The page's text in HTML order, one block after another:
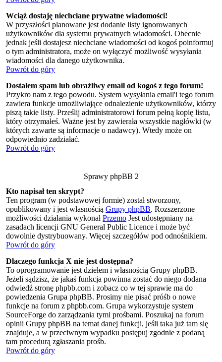
Wciąż dostaję niechciane prywatne wiadomości!
W przyszłości planowane jest dodanie listy ignorowanych
użytkowników dla systemu prywatnych wiadomości. Obecnie
jednak jeśli dostajesz niechciane wiadomości od kogoś poinformuj
o tym administratora, może on wyłączyć możliwość wysyłania
wiadomości dla danego użytkownika.
Powrót do góry
Dostałem spam lub obraźliwy email od kogoś z tego forum!
Przykro nam z tego powodu. System wysyłania email'i tego forum
zawiera funkcje umożliwiające odnalezienie użytkowników, którzy
piszą takie listy. Prześlij administratorowi forum pełną kopię listu,
który otrzymałeś. Ważne jest by zawierała wszystkie nagłówki (w
których zawarte są informacje o nadawcy). Wtedy może on
odpowiednio zadziałać.
Powrót do góry
Sprawy phpBB 2
Kto napisał ten skrypt?
Ten program (w podstawowej formie) został stworzony,
opublikowany i jest własnością Grupy phpBB. Rozszerzone
możliwości działania wykonałPrzemo Jest udostępniany na
zasadach licencji GNU General Public Licence i może być
dowolnie dystrybuowany. Więcej szczegółów pod odnośnikiem.
Powrót do góry
Dlaczego funkcja X nie jest dostępna?
To oprogramowanie jest dziełem i własnością Grupy phpBB.
Jeżeli sądzisz, że jakaś funkcja powinna zostać do niego dodana
odwiedź stronę phpbb.com i zobacz co w tej sprawie ma do
powiedzenia Grupa phpBB. Prosimy nie pisać próśb o nowe
funkcje na forum z phpbb.com. Grupa wykorzystuje system
SourceForge do zarządzania tymi prośbami. Poszukaj na forum
opinii Grupy phpBB na temat danej funkcji, jeśli taka już tam się
znajduje, a w przeciwnym wypadku postępuj zgodnie z podaną
tam procedurą zgłaszania prośb.
Powrót do góry